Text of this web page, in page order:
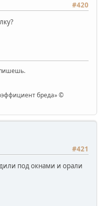
#420
бреда» ©
#421
под окнами и орали